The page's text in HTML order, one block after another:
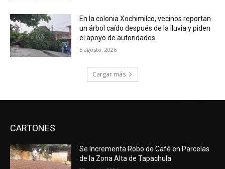
En la colonia Xochimilco, vecinos reportan
un árbol caído después de la lluvia y piden
el apoyo de autoridades
5 agosto, 2026
Cargar más
CARTONES
Se Incrementa Robo de Café en Parcelas
de la Zona Alta de Tapachula